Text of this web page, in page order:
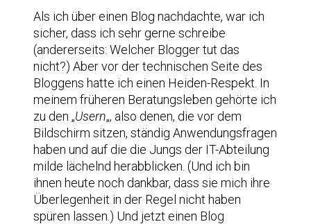
Als ich über einen Blog nachdachte, war ich
sicher, dass ich sehr gerne schreibe
(andererseits: Welcher Blogger tut das
nicht?) Aber vor der technischen Seite des
Bloggens hatte ich einen Heiden-Respekt. In
meinem früheren Beratungsleben gehörte ich
zu den „Usern„, also denen, die vor dem
Bildschirm sitzen, ständig Anwendungsfragen
haben und auf die die Jungs der IT-Abteilung
milde lächelnd herabblicken. (Und ich bin
ihnen heute noch dankbar, dass sie mich ihre
Überlegenheit in der Regel nicht haben
spüren lassen.) Und jetzt einen Blog